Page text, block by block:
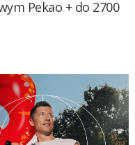
Pekao + do 2700